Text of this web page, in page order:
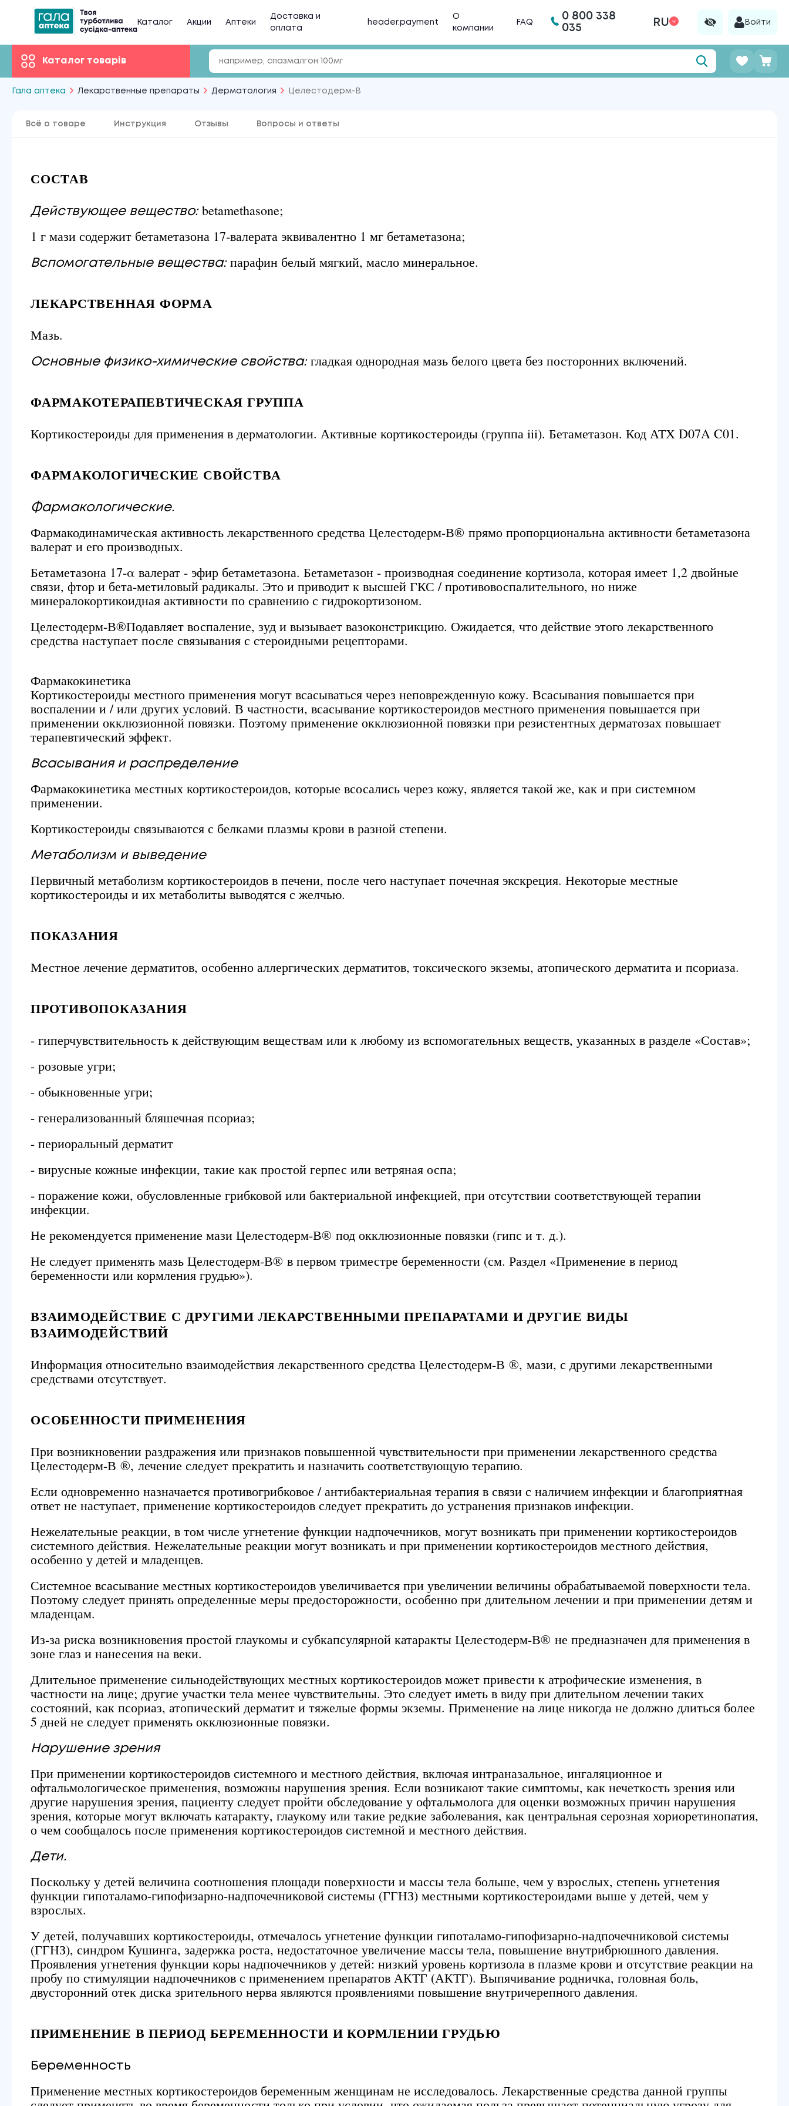
Каталог Акции Аптеки
Доставка и
оплата
header.payment
О
компании
FAQ
0 800 338
035
RU Войти
Каталог товарів
Гала аптека Лекарственные препараты Дерматология Целестодерм-В
Всё о товаре Инструкция Отзывы Вопросы и ответы
СОСТАВ
Действующее вещество:betamethasone;
1 г мази содержит бетаметазона 17-валерата эквивалентно 1 мг бетаметазона;
Вспомогательные вещества:парафин белый мягкий, масло минеральное.
ЛЕКАРСТВЕННАЯ ФОРМА
Мазь.
Основные физико-химические свойства:гладкая однородная мазь белого цвета без посторонних включений.
ФАРМАКОТЕРАПЕВТИЧЕСКАЯ ГРУППА
Кортикостероиды для применения в дерматологии. Активные кортикостероиды (группа iii). Бетаметазон. Код АТХ D07A C01.
ФАРМАКОЛОГИЧЕСКИЕ СВОЙСТВА
Фармакологические.
Фармакодинамическая активность лекарственного средства Целестодерм-В® прямо пропорциональна активности бетаметазона
валерат и его производных.
Бетаметазона 17-α валерат - эфир бетаметазона. Бетаметазон - производная соединение кортизола, которая имеет 1,2 двойные
связи, фтор и бета-метиловый радикалы. Это и приводит к высшей ГКС / противовоспалительного, но ниже
минералокортикоидная активности по сравнению с гидрокортизоном.
Целестодерм-В®Подавляет воспаление, зуд и вызывает вазоконстрикцию. Ожидается, что действие этого лекарственного
средства наступает после связывания с стероидными рецепторами.
Фармакокинетика
Кортикостероиды местного применения могут всасываться через неповрежденную кожу. Всасывания повышается при
воспалении и / или других условий. В частности, всасывание кортикостероидов местного применения повышается при
применении окклюзионной повязки. Поэтому применение окклюзионной повязки при резистентных дерматозах повышает
терапевтический эффект.
Всасывания и распределение
Фармакокинетика местных кортикостероидов, которые всосались через кожу, является такой же, как и при системном
применении.
Кортикостероиды связываются с белками плазмы крови в разной степени.
Метаболизм и выведение
Первичный метаболизм кортикостероидов в печени, после чего наступает почечная экскреция. Некоторые местные
кортикостероиды и их метаболиты выводятся с желчью.
ПОКАЗАНИЯ
Местное лечение дерматитов, особенно аллергических дерматитов, токсического экземы, атопического дерматита и псориаза.
ПРОТИВОПОКАЗАНИЯ
- гиперчувствительность к действующим веществам или к любому из вспомогательных веществ, указанных в разделе «Состав»;
- розовые угри;
- обыкновенные угри;
- генерализованный бляшечная псориаз;
- периоральный дерматит
- вирусные кожные инфекции, такие как простой герпес или ветряная оспа;
- поражение кожи, обусловленные грибковой или бактериальной инфекцией, при отсутствии соответствующей терапии
инфекции.
Не рекомендуется применение мази Целестодерм-В® под окклюзионные повязки (гипс и т. д.).
Не следует применять мазь Целестодерм-В® в первом триместре беременности (см. Раздел «Применение в период
беременности или кормления грудью»).
ВЗАИМОДЕЙСТВИЕ С ДРУГИМИ ЛЕКАРСТВЕННЫМИ ПРЕПАРАТАМИ И ДРУГИЕ ВИДЫ
ВЗАИМОДЕЙСТВИЙ
Информация относительно взаимодействия лекарственного средства Целестодерм-В ®, мази, с другими лекарственными
средствами отсутствует.
ОСОБЕННОСТИ ПРИМЕНЕНИЯ
При возникновении раздражения или признаков повышенной чувствительности при применении лекарственного средства
Целестодерм-В ®, лечение следует прекратить и назначить соответствующую терапию.
Если одновременно назначается противогрибковое / антибактериальная терапия в связи с наличием инфекции и благоприятная
ответ не наступает, применение кортикостероидов следует прекратить до устранения признаков инфекции.
Нежелательные реакции, в том числе угнетение функции надпочечников, могут возникать при применении кортикостероидов
системного действия. Нежелательные реакции могут возникать и при применении кортикостероидов местного действия,
особенно у детей и младенцев.
Системное всасывание местных кортикостероидов увеличивается при увеличении величины обрабатываемой поверхности тела.
Поэтому следует принять определенные меры предосторожности, особенно при длительном лечении и при применении детям и
младенцам.
Из-за риска возникновения простой глаукомы и субкапсулярной катаракты Целестодерм-В® не предназначен для применения в
зоне глаз и нанесения на веки.
Длительное применение сильнодействующих местных кортикостероидов может привести к атрофические изменения, в
частности на лице; другие участки тела менее чувствительны. Это следует иметь в виду при длительном лечении таких
состояний, как псориаз, атопический дерматит и тяжелые формы экземы. Применение на лице никогда не должно длиться более
5 дней не следует применять окклюзионные повязки.
Нарушение зрения
При применении кортикостероидов системного и местного действия, включая интраназальное, ингаляционное и
офтальмологическое применения, возможны нарушения зрения. Если возникают такие симптомы, как нечеткость зрения или
другие нарушения зрения, пациенту следует пройти обследование у офтальмолога для оценки возможных причин нарушения
зрения, которые могут включать катаракту, глаукому или такие редкие заболевания, как центральная серозная хориоретинопатия,
о чем сообщалось после применения кортикостероидов системной и местного действия.
Дети.
Поскольку у детей величина соотношения площади поверхности и массы тела больше, чем у взрослых, степень угнетения
функции гипоталамо-гипофизарно-надпочечниковой системы (ГГНЗ) местными кортикостероидами выше у детей, чем у
взрослых.
У детей, получавших кортикостероиды, отмечалось угнетение функции гипоталамо-гипофизарно-надпочечниковой системы
(ГГНЗ), синдром Кушинга, задержка роста, недостаточное увеличение массы тела, повышение внутрибрюшного давления.
Проявления угнетения функции коры надпочечников у детей: низкий уровень кортизола в плазме крови и отсутствие реакции на
пробу по стимуляции надпочечников с применением препаратов АКТГ (АКТГ). Выпячивание родничка, головная боль,
двусторонний отек диска зрительного нерва являются проявлениями повышение внутричерепного давления.
ПРИМЕНЕНИЕ В ПЕРИОД БЕРЕМЕННОСТИ И КОРМЛЕНИИ ГРУДЬЮ
Беременность
Применение местных кортикостероидов беременным женщинам не исследовалось. Лекарственные средства данной группы